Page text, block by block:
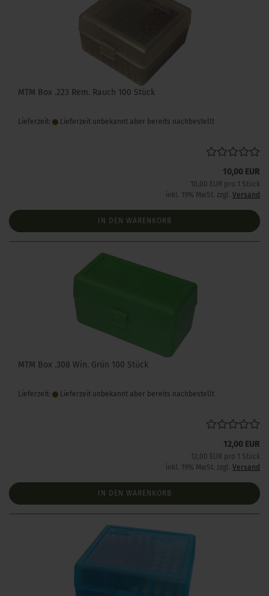
MTM Box .223 Rem. Rauch 100 Stück
Lieferzeit: Lieferzeit unbekannt aber bereits nachbestellt
10,00 EUR
10,00 EUR pro 1 Stück
inkl. 19% MwSt. zzgl. Versand
IN DEN WARENKORB
MTM Box .308 Win. Grün 100 Stück
Lieferzeit: Lieferzeit unbekannt aber bereits nachbestellt
12,00 EUR
12,00 EUR pro 1 Stück
inkl. 19% MwSt. zzgl. Versand
IN DEN WARENKORB